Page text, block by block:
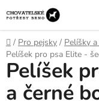
na
obsah
Domů
/ Pro pejsky / Pelíšky
Pelíšek pro psa Elite -
Pelíšek
a černé